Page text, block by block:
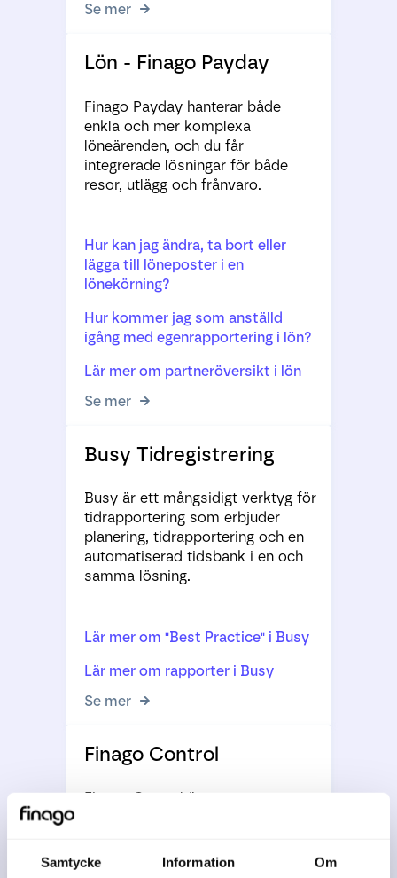
Samtycke Information Om
Se mer
Lön - Finago Payday
Finago Payday hanterar både
enkla och mer komplexa
löneärenden, och du får
integrerade lösningar för både
resor, utlägg och frånvaro.
Hur kan jag ändra, ta bort eller
lägga till löneposter i en
lönekörning?
Hur kommer jag som anställd
igång med egenrapportering i lön?
Lär mer om partneröversikt i lön
Se mer
Busy Tidregistrering
Busy är ett mångsidigt verktyg för
tidrapportering som erbjuder
planering, tidrapportering och en
automatiserad tidsbank i en och
samma lösning.
Lär mer om "Best Practice" i Busy
Lär mer om rapporter i Busy
Se mer
Finago Control
Finago Control är en
effektiviserar arbetsflödet och